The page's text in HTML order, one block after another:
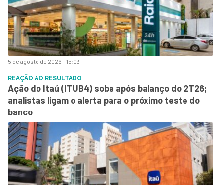
5 de agosto de 2026 - 15:03
REAÇÃO AO RESULTADO
Ação do Itaú (ITUB4) sobe após balanço do 2T26;
analistas ligam o alerta para o próximo teste do
banco